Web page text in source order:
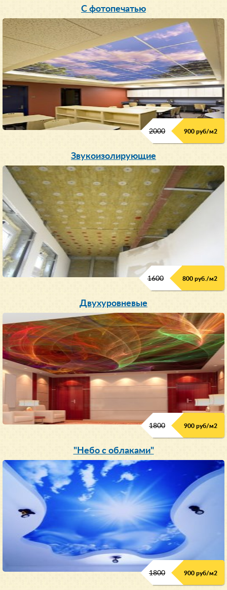
С фотопечатью
2000 900 руб/м2
Звукоизолирующие
1600 800 руб./м2
Двухуровневые
1800 900 руб/м2
"Небо с облаками"
1800 900 руб/м2